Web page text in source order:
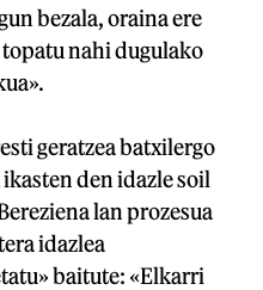
bezala, oraina ere
nahi dugulako
geratzea batxilergo
den idazle soil
lan prozesua
idazlea
baitute: «Elkarri